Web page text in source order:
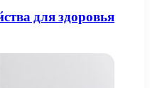
для здоровья